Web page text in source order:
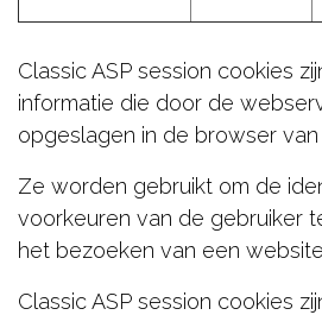
Classic ASP session cookies
informatie die door de
opgeslagen in de browser van
Ze worden gebruikt om de
voorkeuren van de gebruiker
het bezoeken van een
Classic ASP session cookies